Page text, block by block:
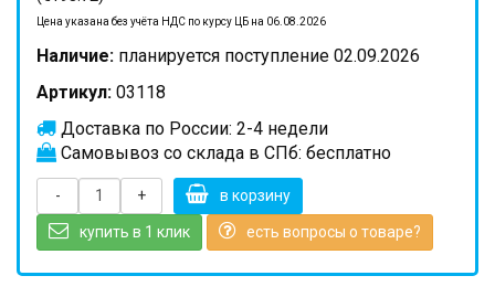
Цена указана без учёта НДС по курсу ЦБ на 06.08.2026
Наличие: планируется поступление 02.09.2026
Артикул: 03118
Доставка по России: 2-4 недели
Самовывоз со склада в СПб: бесплатно
- + в корзину
купить в 1 клик есть вопросы о товаре?